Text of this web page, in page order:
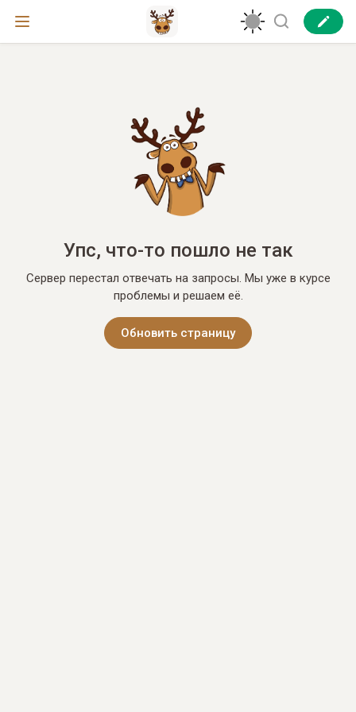
Упс, что-то пошло не так
Сервер перестал отвечать на запросы. Мы уже в курсе
проблемы и решаем её.
Обновить страницу